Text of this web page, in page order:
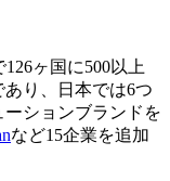
ヶ国に500以上
り、日本では6つ
ションブランドを
など15企業を追加